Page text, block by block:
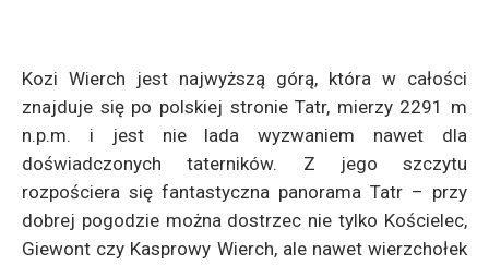
Kozi Wierch jest najwyższą górą, która w całości
znajduje się po polskiej stronie Tatr, mierzy 2291 m
n.p.m. i jest nie lada wyzwaniem nawet dla
doświadczonych taterników. Z jego szczytu
rozpościera się fantastyczna panorama Tatr – przy
dobrej pogodzie można dostrzec nie tylko Kościelec,
Giewont czy Kasprowy Wierch, ale nawet wierzchołek